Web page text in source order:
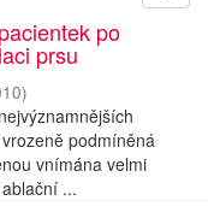
po
prsu
)
podmíněná
vnímána velmi
...